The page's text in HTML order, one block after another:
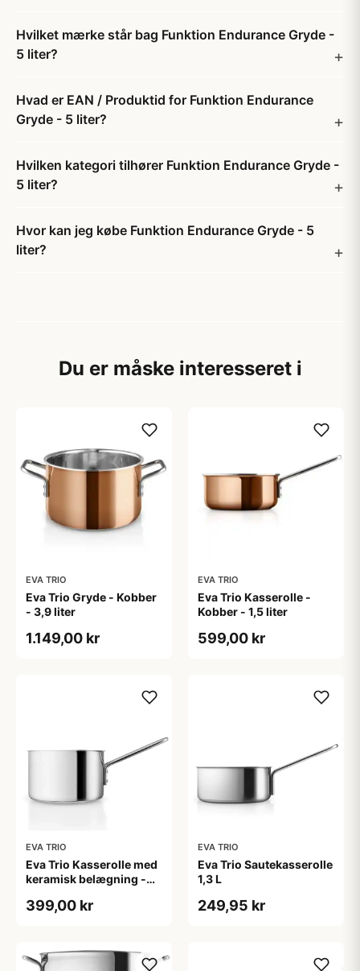
Hvilket mærke står bag Funktion Endurance Gryde -
5 liter?
Hvad er EAN / Produktid for Funktion Endurance
Gryde - 5 liter?
Hvilken kategori tilhører Funktion Endurance Gryde -
5 liter?
Hvor kan jeg købe Funktion Endurance Gryde - 5
liter?
Du er måske interesseret i
EVA TRIO
Eva Trio Gryde - Kobber
- 3,9 liter
1.149,00 kr
EVA TRIO
Eva Trio Kasserolle -
Kobber - 1,5 liter
599,00 kr
EVA TRIO
Eva Trio Kasserolle med
keramisk belægning -
399,00 kr
EVA TRIO
Eva Trio Sautekasserolle
1,3 L
249,95 kr